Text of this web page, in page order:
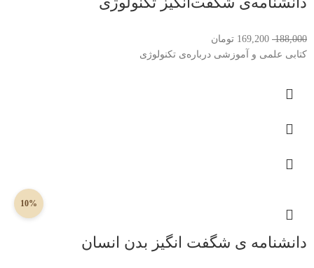
188,000
169,200 تومان
کتابی علمی و آموزشی درباره‌ی تکنولوژی
10%
دانشنامه ی شگفت انگیز بدن انسان